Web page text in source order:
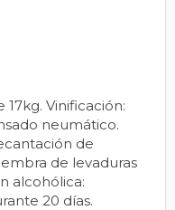
17kg. Vinificación:
neumático.
de
de levaduras
alcohólica:
20 días.